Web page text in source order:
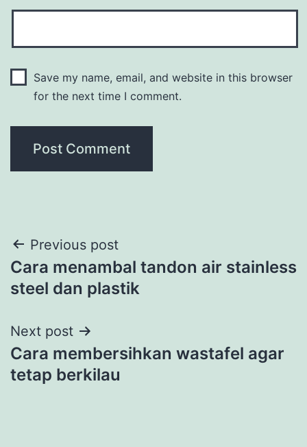
Save my name, email, and website in this browser
for the next time I comment.
Post
navigation
Previous post
Cara menambal tandon air stainless
steel dan plastik
Next post
Cara membersihkan wastafel agar
tetap berkilau